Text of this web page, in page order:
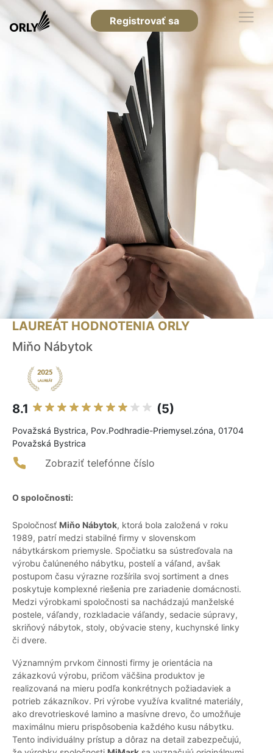
Registrovať sa
LAUREÁT HODNOTENIA ORLY
Miňo Nábytok
8.1 (5)
Považská Bystrica, Pov.Podhradie-Priemysel.zóna, 01704
Považská Bystrica
Zobraziť telefónne číslo
O spoločnosti:
Spoločnosť Miňo Nábytok, ktorá bola založená v roku
1989, patrí medzi stabilné firmy v slovenskom
nábytkárskom priemysle. Spočiatku sa sústreďovala na
výrobu čalúneného nábytku, postelí a váľand, avšak
postupom času výrazne rozšírila svoj sortiment a dnes
poskytuje komplexné riešenia pre zariadenie domácnosti.
Medzi výrobkami spoločnosti sa nachádzajú manželské
postele, váľandy, rozkladacie váľandy, sedacie súpravy,
skriňový nábytok, stoly, obývacie steny, kuchynské linky
či dvere.
Významným prvkom činnosti firmy je orientácia na
zákazkovú výrobu, pričom väčšina produktov je
realizovaná na mieru podľa konkrétnych požiadaviek a
potrieb zákazníkov. Pri výrobe využíva kvalitné materiály,
ako drevotrieskové lamino a masívne drevo, čo umožňuje
maximálnu mieru prispôsobenia každého kusu nábytku.
Tento individuálny prístup a dôraz na detail zabezpečujú,